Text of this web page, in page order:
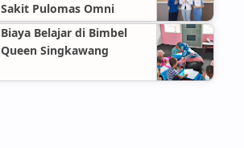
Sakit Pulomas Omni
Hospitals Jakarta Timur
Biaya Belajar di Bimbel
Queen Singkawang